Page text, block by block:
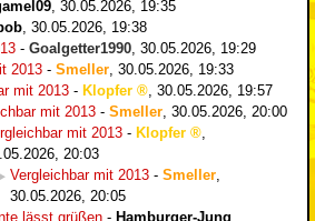
, 30.05.2026, 19:35
, 30.05.2026, 19:38
- Goalgetter1990, 30.05.2026, 19:29
2013 - Smeller, 30.05.2026, 19:33
mit 2013 - Klopfer , 30.05.2026, 19:57
mit 2013 - Smeller, 30.05.2026, 20:00
mit 2013 - Klopfer
,
20:03
Vergleichbar mit 2013 - Smeller,
30.05.2026, 20:05
lässt grüßen - Hamburger-Jung